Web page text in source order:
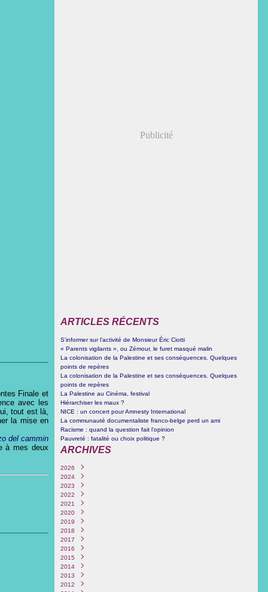
Finale et
avec les
tout est là,
la mise en
del cammin
à mes deux
Publicité
ARTICLES RÉCENTS
S'informer sur l'activité de Monsieur Éric Ciotti
« Parents vigilants », ou Zémour, le furet masqué malin
La colonisation de la Palestine et ses conséquences. Quelques
points de repères
La colonisation de la Palestine et ses conséquences. Quelques
points de repères
La Palestine au Cinéma, festival
Hiérarchiser les maux ?
NICE : un concert pour Amnesty International
La communauté documentaliste franco-belge perd un ami
Racisme : quand la question fait l’opinion
Pauvreté : fatalité ou choix politique ?
ARCHIVES
2026
Juin
2024
Octobre
Septembre
Juin
Mars
Février
Janvier
2023
Décembre
Novembre
Mars
Février
Janvier
2022
Décembre
Septembre
Août
Juillet
Juin
Mai(4)
Février
2021
Décembre
Novembre
Octobre
Septembre
Juin
Mai(1)
Avril
Mars
Février
2020
Décembre
Novembre
Octobre
Septembre
Août
Juillet
Juin
Mai(3)
2019
Octobre
Septembre
Août
Juillet
Juin
Mai(1)
Mars
2018
Novembre
Août
Juillet
Juin
Avril
Février
2017
Décembre
Novembre
Octobre
Juillet
Juin
2016
Décembre
Novembre
Octobre
Septembre
2015
Décembre
Novembre
Septembre
2014
Décembre
Novembre
2013
Décembre
2012